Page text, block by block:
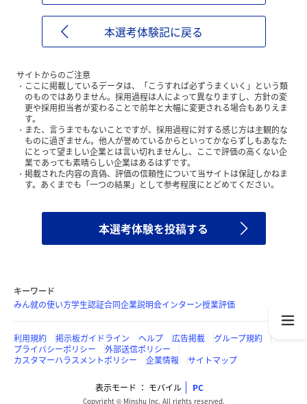
本選考体験記に戻る
サイトからのご注意
ここに掲載しているデータは、「こうすれば必ずうまくいく」という類
のものではありません。採用過程は人によって異なりますし、方針の変
更や採用担当者が変わることで前年と大幅に変更される場合もありえま
す。
また、言うまでもないことですが、採用過程に対する感じ方は主観的な
ものに過ぎません。他人が誉めているからといってかならずしもあなた
にとって望ましい企業とは言い切れませんし、ここで評価の高くない企
業であっても素晴らしい企業はあるはずです。
掲載された内容の真偽、評価の信頼性について当サイトは保証しかねま
す。あくまでも「一つの結果」として参考程度にとどめてください。
本選考体験を投稿する
キーワード
みん就の使い方学生認証合同企業説明会インターン授業評価
利用規約 掲示板ガイドライン ヘルプ 広告掲載
グループ規約
プライバシーポリシー
外部送信ポリシー
カスタマーハラスメントポリシー
企業情報 サイトマップ
表示モード モバイル PC
Copyright © Minshu Inc. All rights reserved.